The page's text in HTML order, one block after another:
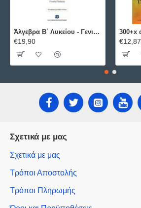
Άλγεβρα B΄ Λυκείου - Γενικής Παιδείας ΕΛΛΗΝΟΕΚΔΟΤΙΚΗ
€19,90 €12,87
Σχετικά με μας
Σχετικά με μας
Τρόποι Αποστολής
Τρόποι Πληρωμής